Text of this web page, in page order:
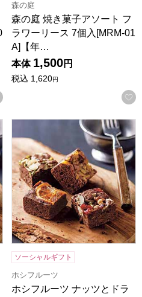
お気に入りに登録する
森の庭
森の庭 焼き菓子アソート フ
ラワーリース 7個入[MRM-01
A]【年…
本体 1,500円
税込 1,620円
フルーツの贅沢ブラウニー 9
ホシフルーツ ナッツとドラ
ソーシャルギフト
ホシフルーツ
ホシフルーツ ナッツとドラ